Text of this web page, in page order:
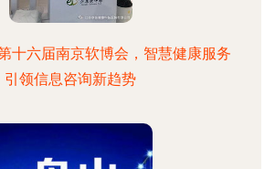
十六届南京软博会，智慧健康服务
引领信息咨询新趋势